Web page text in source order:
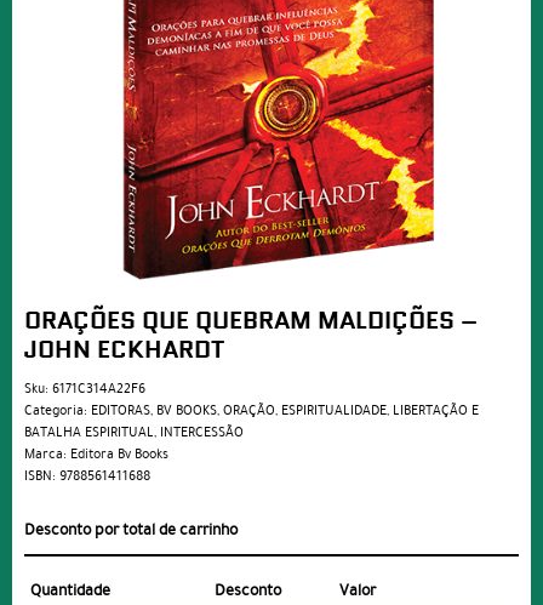
ORAÇÕES QUE QUEBRAM MALDIÇÕES –
JOHN ECKHARDT
Sku: 6171C314A22F6
Categoria: EDITORAS, BV BOOKS,ORAÇÃO, ESPIRITUALIDADE, LIBERTAÇÃO E
BATALHA ESPIRITUAL, INTERCESSÃO
Marca: Editora Bv Books
ISBN: 9788561411688
Desconto por total de carrinho
Quantidade Desconto
Valor